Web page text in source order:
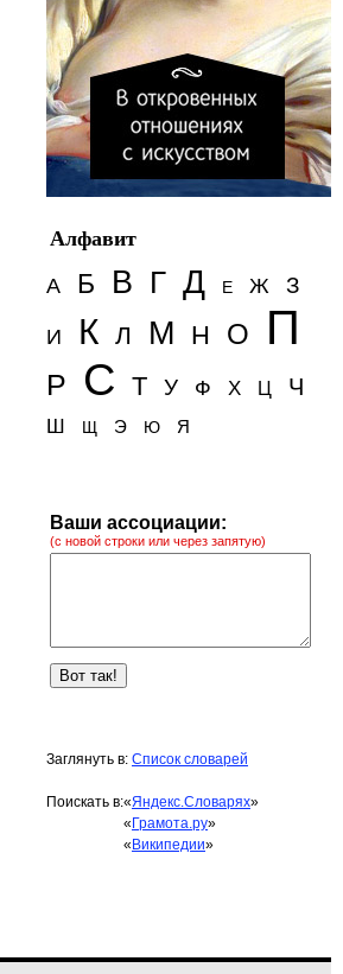
Алфавит
А
Б В Г Д Е Ж З
И К Л М Н О П
Р С Т У Ф Х Ц Ч
Ш Щ Э Ю Я
Ваши ассоциации:
(с новой строки или через запятую)
Заглянуть в: Список словарей
Поискать в:«Яндекс.Словарях»
« Грамота.ру»
« Википедии»